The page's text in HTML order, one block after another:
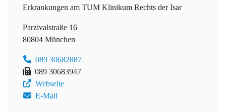
Erkrankungen am TUM Klinikum Rechts der Isar
Parzivalstraße 16
80804 München
089 30682887
089 30683947
Webseite
E-Mail